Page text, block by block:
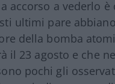
accorso a vederlo
ultimi pare
della bomba
il 23 agosto e che
pochi gli